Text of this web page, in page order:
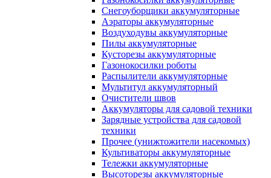
Снегоуборщики аккумуляторные
Аэраторы аккумуляторные
Воздуходувы аккумуляторные
Пилы аккумуляторные
Кусторезы аккумуляторные
Газонокосилки роботы
Распылители аккумуляторные
Мультитул аккумуляторный
Очистители швов
Аккумуляторы для садовой техники
Зарядные устройства для садовой
техники
Прочее (унижтожители насекомых)
Культиваторы аккумуляторные
Тележки аккумуляторные
Высоторезы аккумуляторные